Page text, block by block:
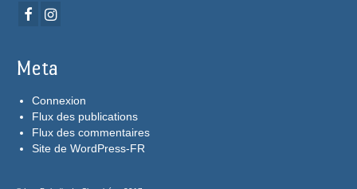
Meta
Connexion
Flux des publications
Flux des commentaires
Site de WordPress-FR